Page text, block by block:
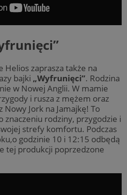
zaprasza także na
bajki „Wyfrunięci”. Rodzina
w Nowej Anglii. W mamie
i rusza z mężem oraz
Jork na Jamajkę! To
znaczeniu rodziny, przygodzie i
strefy komfortu. Podczas
godzinie 10 i 12:15 odbędą
tej produkcji poprzedzone